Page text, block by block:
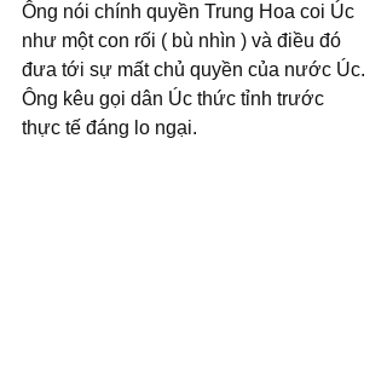
Ông nói chính quyền Trung Hoa coi Úc
như một con rối ( bù nhìn ) và điều đó
đưa tới sự mất chủ quyền của nước Úc.
Ông kêu gọi dân Úc thức tỉnh trước
thực tế đáng lo ngại.